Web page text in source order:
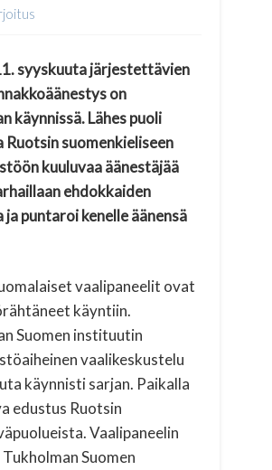
syyskuuta järjestettävien
on
käynnissä. Lähes puoli
Ruotsin suomenkieliseen
kuuluvaa äänestäjää
ehdokkaiden
puntaroi kenelle äänensä
vaalipaneelit ovat
käyntiin.
Suomen instituutin
vaalikeskustelu
käynnisti sarjan. Paikalla
edustus Ruotsin
Vaalipaneelin
Suomen